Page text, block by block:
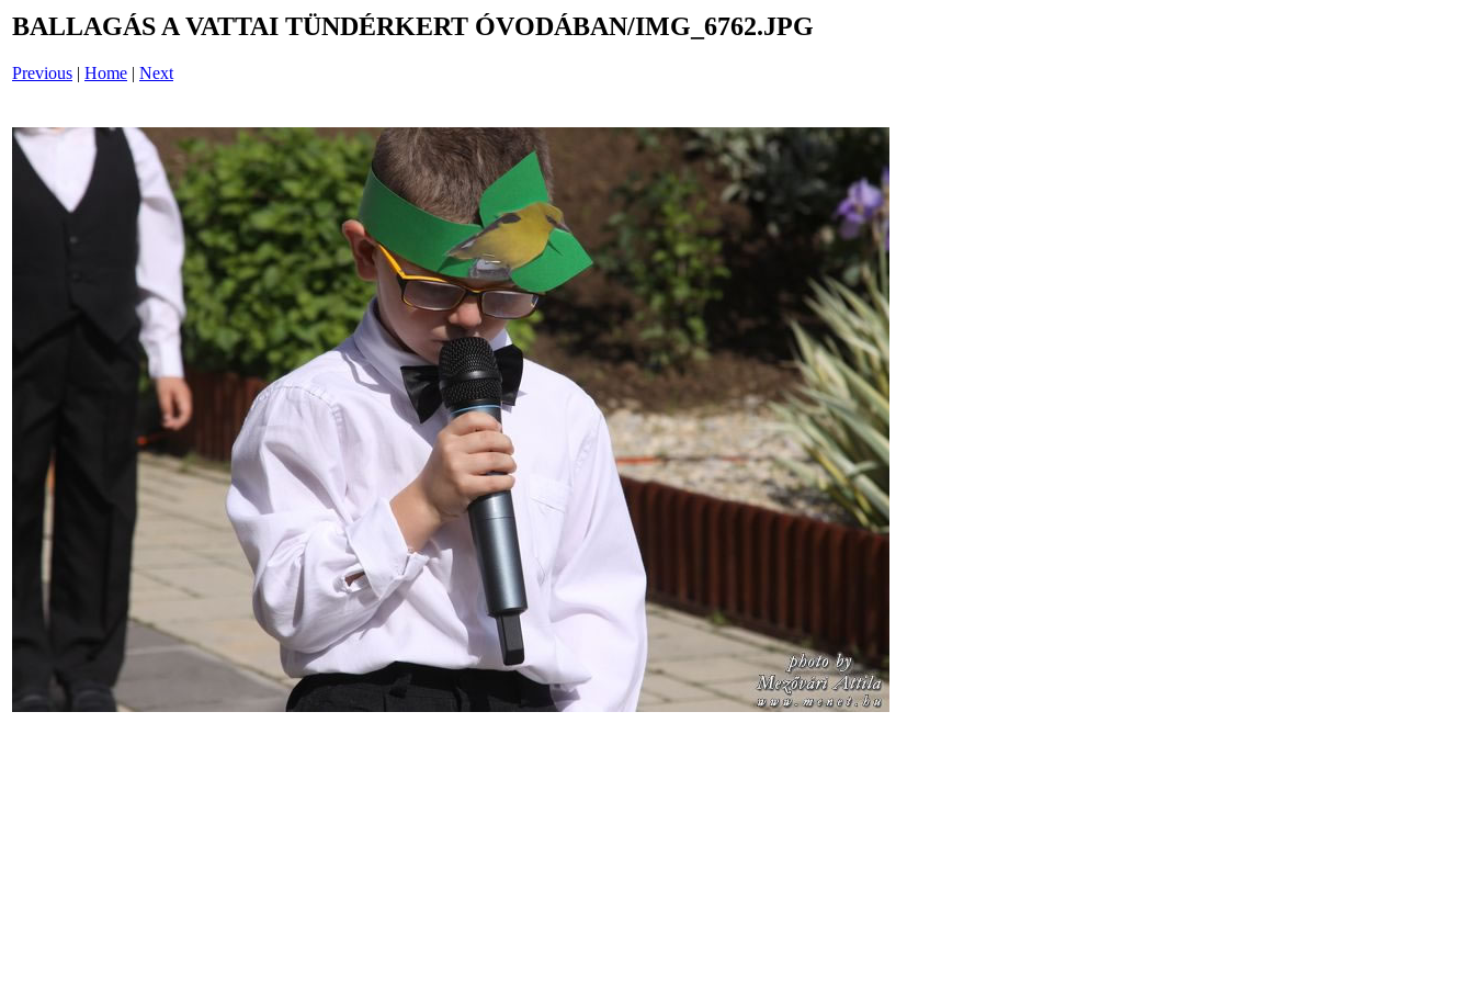
BALLAGÁS A VATTAI TÜNDÉRKERT ÓVODÁBAN/IMG_6762.JPG
Previous | Home | Next